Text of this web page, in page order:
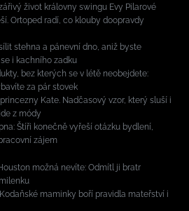
život královny swingu Evy Pilarové
Ortoped radí, co klouby doopravdy
stehna a pánevní dno, aniž byste
i kachního zadku
bez kterých se v létě neobejdete:
za pár stovek
Kate. Nadčasový vzor, který sluší i
z módy
Štíři konečně vyřeší otázku bydlení,
zájem
možná nevíte: Odmítl ji bratr
maminky boří pravidla mateřství i